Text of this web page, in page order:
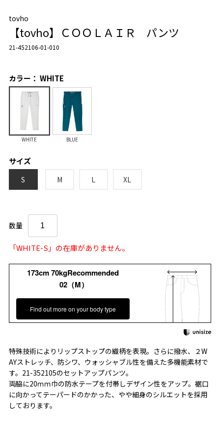
tovho
【tovho】ＣＯＯＬＡＩＲ パンツ
21-452106-01-010
カラー： WHITE
WHITE BLUE
サイズ
S M L XL
数量
「WHITE-S」の在庫がありません。
173cm 70kgRecommended
02（M）
Find out more on your body type
特殊技術によりリップストップの織柄を表現。さらに撥水、２W
AYストレッチ、防シワ、ウォッシャブル性を備えた多機能素材で
す。21-352105のセットアップパンツ。
両脇に20ｍｍ巾の防水テープを付帯しデザイン性をアップ。裾口
に向かってテーパードのかかった、やや細身のシルエットを採用
しております。